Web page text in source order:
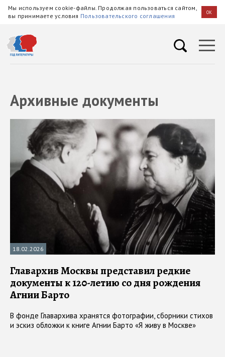
Мы используем cookie-файлы. Продолжая пользоваться сайтом,
вы принимаете условия Пользовательского соглашения OK
Архивные документы
18.02.2026
Главархив Москвы представил редкие
документы к 120-летию со дня рождения
Агнии Барто
В фонде Главархива хранятся фотографии, сборники стихов
и эскиз обложки к книге Агнии Барто «Я живу в Москве»